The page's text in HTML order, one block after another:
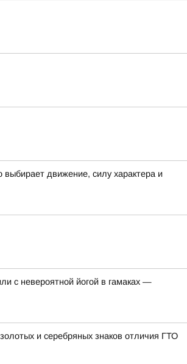
движение, силу характера и
с невероятной йогой в гамаках —
и серебряных знаков отличия ГТО